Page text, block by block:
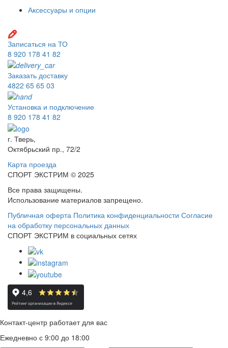
Аксессуары и опции
Записаться на ТО
8 920 178 41 82
Заказать доставку
4822 65 65 03
Установка и подключение
8 920 178 41 82
г. Тверь,
Октябрьский пр., 72/2
Карта проезда
СПОРТ ЭКСТРИМ © 2025
Все права защищены.
Использование материалов запрещено.
Публичная оферта Политика конфиденциальности Согласие
на обработку персональных данных
СПОРТ ЭКСТРИМ в социальных сетях
Контакт-центр работает для вас
Ежедневно с 9:00 до 18:00